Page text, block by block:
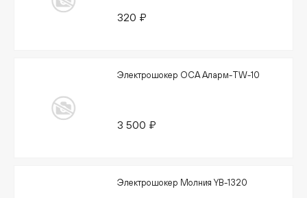
320 ₽
Электрошокер ОСА Аларм-TW-10
3 500 ₽
Электрошокер Молния YB-1320